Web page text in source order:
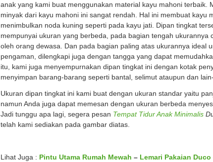
anak yang kami buat menggunakan material kayu mahoni terbaik.
minyak dari kayu mahoni ini sangat rendah. Hal ini membuat kayu
menimbulkan noda kuning seperti pada kayu jati. Dipan tingkat
mempunyai ukuran yang berbeda, pada bagian tengah ukurannya
oleh orang dewasa. Dan pada bagian paling atas ukurannya ideal
pengaman, dilengkapi juga dengan tangga yang dapat
itu, kami juga menyempurnakan dipan tingkat ini dengan kotak
menyimpan barang-barang seperti bantal, selimut ataupun dan lain-
Ukuran dipan tingkat ini kami buat dengan ukuran standar yaitu
namun Anda juga dapat memesan dengan ukuran berbeda
Jadi tunggu apa lagi, segera pesan Tempat Tidur Anak Minimalis
telah kami sediakan pada gambar diatas.
Lihat Juga : Pintu Utama Rumah Mewah – Lemari Pakaian Duco